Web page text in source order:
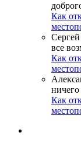
Как
все
Как
Как